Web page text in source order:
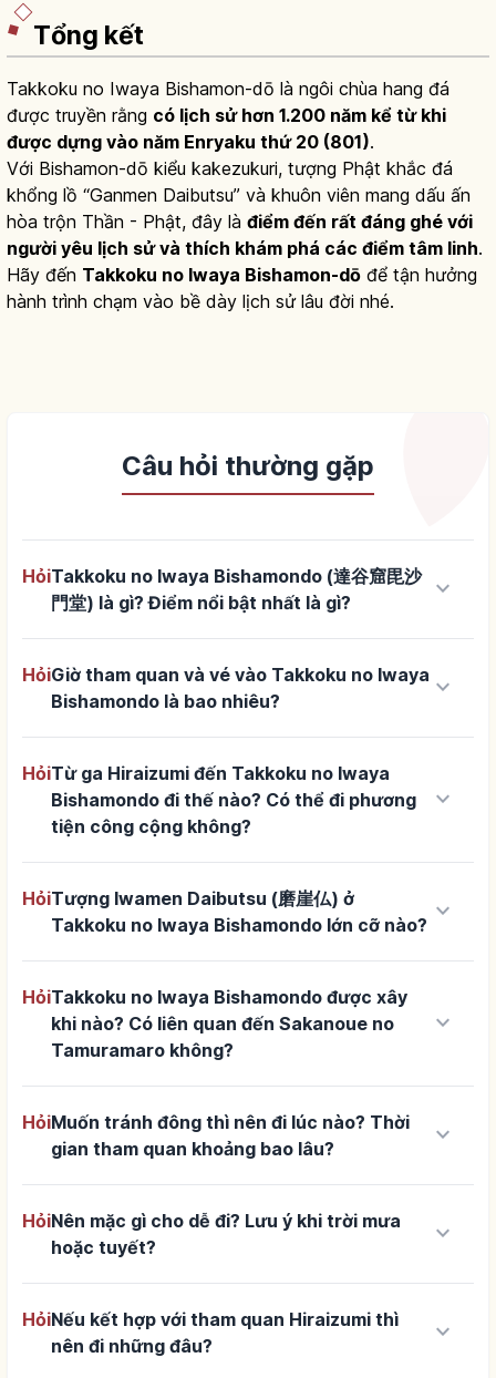
Tổng kết
Takkoku no Iwaya Bishamon-dō là ngôi chùa hang đá
được truyền rằng có lịch sử hơn 1.200 năm kể từ khi
được dựng vào năm Enryaku thứ 20 (801).
Với Bishamon-dō kiểu kakezukuri, tượng Phật khắc đá
khổng lồ “Ganmen Daibutsu” và khuôn viên mang dấu ấn
hòa trộn Thần - Phật, đây là điểm đến rất đáng ghé với
người yêu lịch sử và thích khám phá các điểm tâm linh.
Hãy đến Takkoku no Iwaya Bishamon-dō để tận hưởng
hành trình chạm vào bề dày lịch sử lâu đời nhé.
Câu hỏi thường gặp
HỏiTakkoku no Iwaya Bishamondo (達谷窟毘沙
門堂) là gì? Điểm nổi bật nhất là gì?
keyboard_arrow_down
HỏiGiờ tham quan và vé vào Takkoku no Iwaya
Bishamondo là bao nhiêu?
keyboard_arrow_down
HỏiTừ ga Hiraizumi đến Takkoku no Iwaya
Bishamondo đi thế nào? Có thể đi phương
tiện công cộng không?
keyboard_arrow_down
HỏiTượng Iwamen Daibutsu (磨崖仏) ở
Takkoku no Iwaya Bishamondo lớn cỡ nào? keyboard_arrow_down
HỏiTakkoku no Iwaya Bishamondo được xây
khi nào? Có liên quan đến Sakanoue no
Tamuramaro không?
keyboard_arrow_down
HỏiMuốn tránh đông thì nên đi lúc nào? Thời
gian tham quan khoảng bao lâu?
keyboard_arrow_down
HỏiNên mặc gì cho dễ đi? Lưu ý khi trời mưa
hoặc tuyết?
keyboard_arrow_down
HỏiNếu kết hợp với tham quan Hiraizumi thì
nên đi những đâu?
keyboard_arrow_down